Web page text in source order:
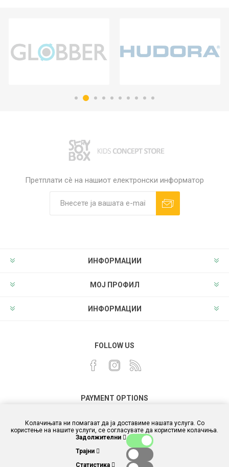
Претплати сè на нашиот електронски информатор
ИНФОРМАЦИИ
МОЈ ПРОФИЛ
ИНФОРМАЦИИ
FOLLOW US
PAYMENT OPTIONS
Колачињата ни помагаат да ја доставиме нашата услуга. Со
користење на нашите услуги, се согласувате да користиме колачиња.
Задолжителни
Трајни
Статистика